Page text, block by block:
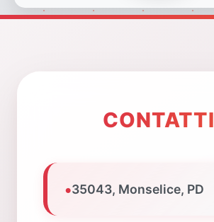
CONTATTI
•35043, Monselice, PD